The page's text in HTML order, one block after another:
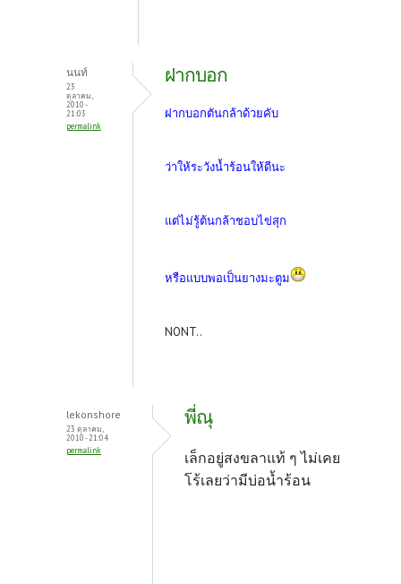
นนท์
23
ตุลาคม,
2010 -
21:03
permalink
ฝากบอก
ฝากบอกตันกล้าด้วยคับ
ว่าให้ระวังน้ำร้อนให้ดีนะ
แต่ไม่รู้ต้นกล้าชอบไข่สุก
หรือแบบพอเป็นยางมะตูม
NONT..
lekonshore
23 ตุลาคม,
2010 - 21:04
permalink
พี่ณุ
เล็กอยู่สงขลาแท้ ๆ ไม่เคย
โร้เลยว่ามีบ่อน้ำร้อน